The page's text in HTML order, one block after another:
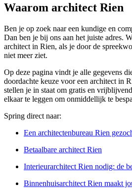
Waarom architect Rien
Ben je op zoek naar een kundige en
Dan ben je bij ons aan het juiste adres.
architect in Rien, als je door de
niet meer ziet.
Op deze pagina vindt je alle gegevens
doordachte keuze voor een architect in
stellen je in staat om gratis en
elkaar te leggen om onmiddellijk te
Spring direct naar:
Een architectenbureau Rien
Betaalbare architect Rien
Interieurarchitect Rien nodig: de
Binnenhuisarchitect Rien maakt